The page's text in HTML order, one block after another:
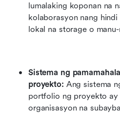
lumalaking koponan na
kolaborasyon nang
lokal na storage o
Sistema ng
proyekto: Ang sistema
portfolio ng proyekto ay
organisasyon na